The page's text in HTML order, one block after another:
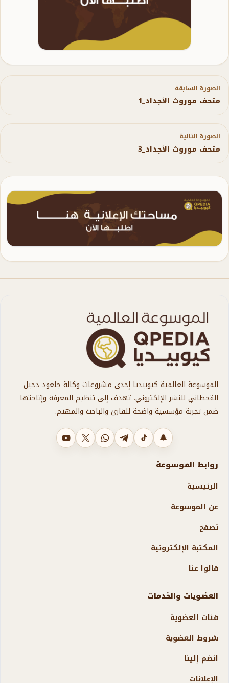
الصورة السابقة
متحف موروث الأجداد_1
الصورة التالية
متحف موروث الأجداد_3
الموسوعة العالمية كيوبيديا إحدى مشروعات وكالة جلعود دخيل
القحطاني للنشر الإلكتروني، تهدف إلى تنظيم المعرفة وإتاحتها
ضمن تجربة مؤسسية واضحة للقارئ والباحث والمهتم.
يوتيوب
X واتسابتليجرامتيك توكسناب شات
روابط الموسوعة
الرئيسية
عن الموسوعة
تصفح
المكتبة الإلكترونية
قالوا عنا
العضويات والخدمات
فئات العضوية
شروط العضوية
انضم إلينا
الإعلانات